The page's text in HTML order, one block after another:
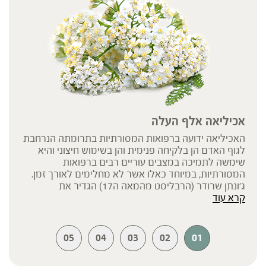
אכיליאה אלף העלה
האכיליאה ידועה ברפואות המסורתיות בתרומתה הנרחבת
לגוף האדם הן בלקיחה פנימית והן בשימוש חיצוני והיא
שימשה לתמיכה במצבים עוריים רבים ברפואות
המסורתיות, במיוחד כאלו אשר לא מחלימים לאורך זמן.
ג'ונתן שרודר (הרבליסט מהמאה ה17) הגדיר את
האכילאה: "מכל הצמחים מרפאי הפצעים, האכיליאה הוא
שגורמת להשפעה רחבת הטווח על גוף האדם. השימוש
קרא עוד
01
02
03
04
05